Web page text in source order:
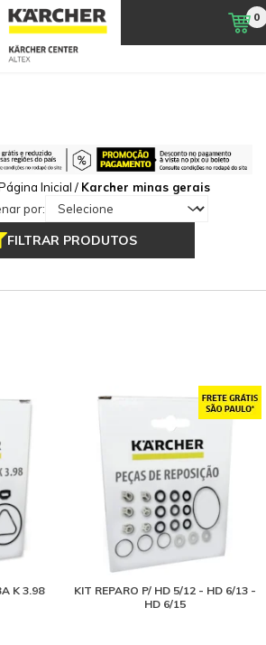
0
Inicial / Karcher minas gerais
por:
FILTRAR PRODUTOS
K 3.98
KIT REPARO P/ HD 5/12 - HD 6/13 -
HD 6/15